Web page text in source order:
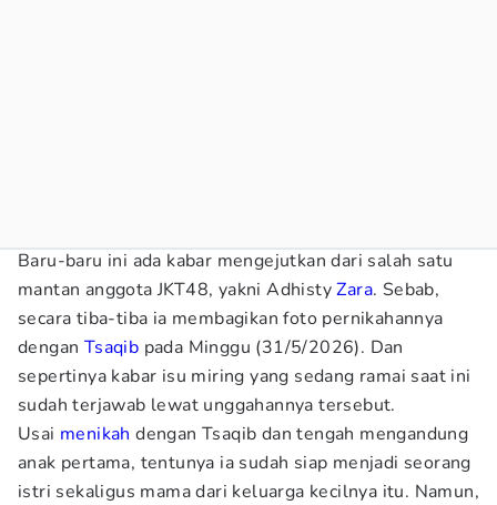
Baru-baru ini ada kabar mengejutkan dari salah satu
mantan anggota JKT48, yakni AdhistyZara. Sebab,
secara tiba-tiba ia membagikan foto pernikahannya
dengan Tsaqib pada Minggu (31/5/2026). Dan
sepertinya kabar isu miring yang sedang ramai saat ini
sudah terjawab lewat unggahannya tersebut.
Usai menikah dengan Tsaqib dan tengah mengandung
anak pertama, tentunya ia sudah siap menjadi seorang
istri sekaligus mama dari keluarga kecilnya itu. Namun,